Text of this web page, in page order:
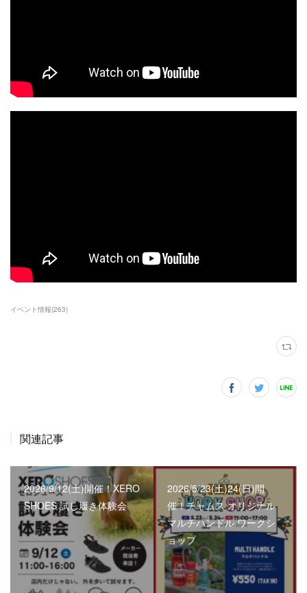
イベント情報(263)
関連記事
2026/9/12(土)開催！XERO
SHOES 試し履き体験会
2026/5/23(土)24(日)開
催！チャムス オリジナル
マルチハンドル ワークシ
ョップ